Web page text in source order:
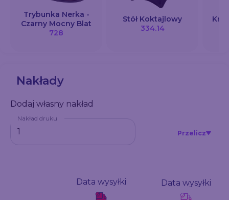
Trybunka Nerka -
Czarny Mocny Blat
728
Stół Koktajlowy
334.14
Nakłady
Dodaj własny nakład
Nakład druku
Przelicz
Data wysyłki Data wysyłki